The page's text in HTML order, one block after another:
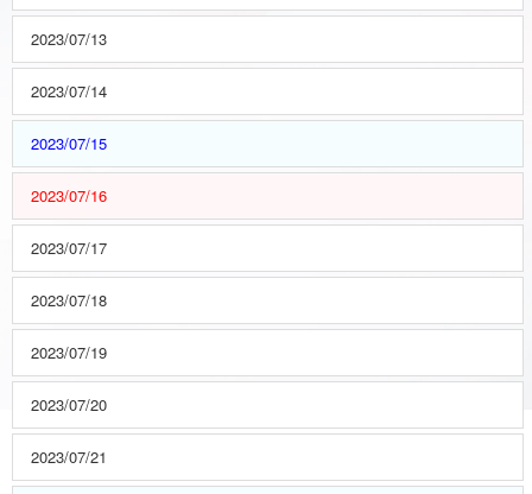
2023/07/13
2023/07/14
2023/07/15
2023/07/16
2023/07/17
2023/07/18
2023/07/19
2023/07/20
2023/07/21